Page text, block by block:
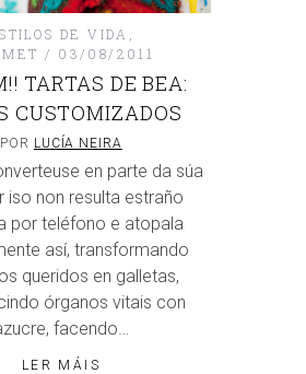
DE VIDA
03/08/2011
TARTAS DE BEA:
CUSTOMIZADOS
POR LUCÍA NEIRA
en parte da súa
iso non resulta estraño
por teléfono e atopala
así, transformando
queridos en galletas,
órganos vitais con
facendo…
LER MÁIS